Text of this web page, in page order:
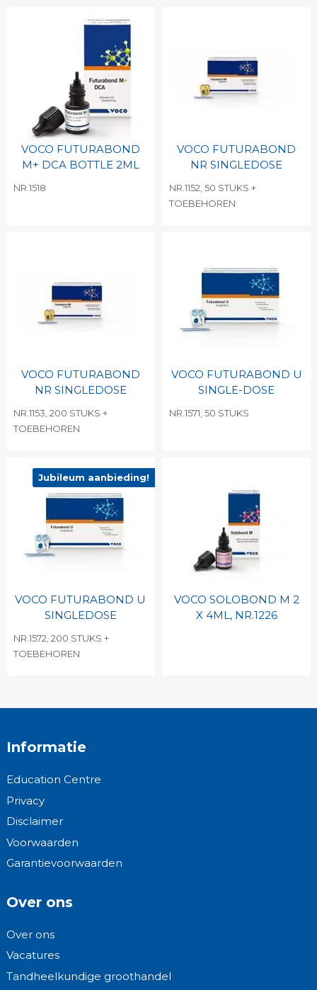
VOCO FUTURABOND
M+ DCA BOTTLE 2ML
NR.1518
VOCO FUTURABOND
NR SINGLEDOSE
NR.1152, 50 STUKS +
TOEBEHOREN
VOCO FUTURABOND
NR SINGLEDOSE
NR.1153, 200 STUKS +
TOEBEHOREN
VOCO FUTURABOND U
SINGLE-DOSE
NR.1571, 50 STUKS
Jubileum aanbieding!
VOCO FUTURABOND U
SINGLEDOSE
NR.1572, 200 STUKS +
TOEBEHOREN
VOCO SOLOBOND M 2
X 4ML, NR.1226
Informatie
Education Centre
Privacy
Disclaimer
Voorwaarden
Garantievoorwaarden
Over ons
Over ons
Vacatures
Tandheelkundige groothandel